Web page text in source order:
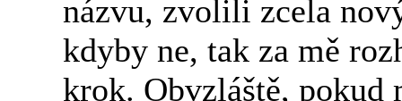
názvu, zvolili zcela
kdyby ne, tak za mě
krok. Obvzláště, pokud